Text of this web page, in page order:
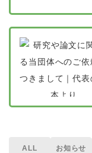
ALL お知らせ